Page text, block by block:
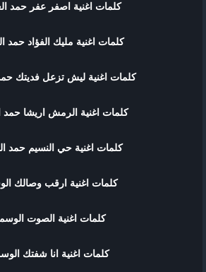
كلمات اغنية اصفر عفر حمد
كلمات اغنية مليك الفؤاد حمد
كلمات اغنية ليش تزعل فديتك
كلمات اغنية الرمش اريشا حمد
كلمات اغنية حي النسيم حمد
كلمات اغنية ارقب وصالك
كلمات اغنية الصوت
كلمات اغنية انا شفتك